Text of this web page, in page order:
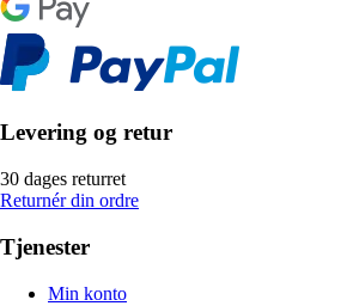
Levering og retur
30 dages returret
Returnér din ordre
Tjenester
Min konto